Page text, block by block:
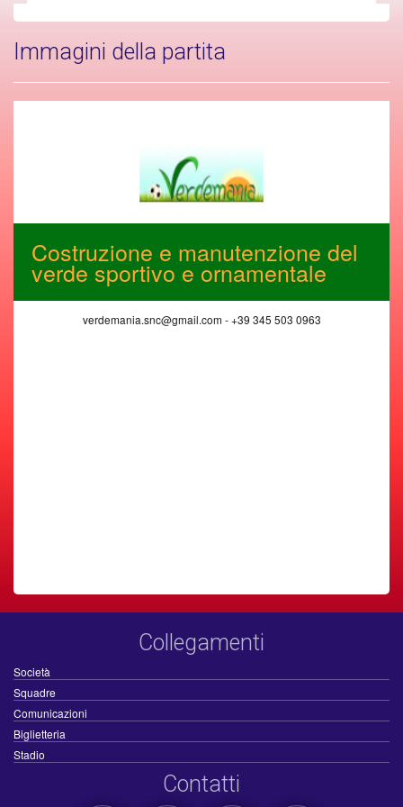
Immagini della partita
Costruzione e manutenzione del
verde sportivo e ornamentale
verdemania.snc@gmail.com - +39 345 503 0963
Collegamenti
Società
Squadre
Comunicazioni
Biglietteria
Stadio
Contatti